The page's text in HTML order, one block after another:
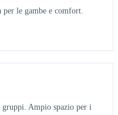
le gambe e comfort.
Ampio spazio per i